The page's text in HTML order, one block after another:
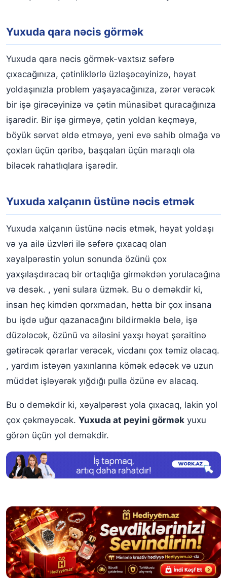
Yuxuda qara nəcis görmək
Yuxuda qara nəcis görmək-vaxtsız səfərə
çıxacağınıza, çətinliklərlə üzləşəcəyinizə, həyat
yoldaşınızla problem yaşayacağınıza, zərər verəcək
bir işə girəcəyinizə və çətin münasibət quracağınıza
işarədir. Bir işə girməyə, çətin yoldan keçməyə,
böyük sərvət əldə etməyə, yeni evə sahib olmağa və
çoxları üçün qəribə, başqaları üçün maraqlı ola
biləcək rahatlıqlara işarədir.
Yuxuda xalçanın üstünə nəcis etmək
Yuxuda xalçanın üstünə nəcis etmək, həyat yoldaşı
və ya ailə üzvləri ilə səfərə çıxacaq olan
xəyalpərəstin yolun sonunda özünü çox
yaxşılaşdıracaq bir ortaqlığa girməkdən yorulacağına
və desək. , yeni sulara üzmək. Bu o deməkdir ki,
insan heç kimdən qorxmadan, hətta bir çox insana
bu işdə uğur qazanacağını bildirməklə belə, işə
düzələcək, özünü və ailəsini yaxşı həyat şəraitinə
gətirəcək qərarlar verəcək, vicdanı çox təmiz olacaq.
, yardım istəyən yaxınlarına kömək edəcək və uzun
müddət işləyərək yığdığı pulla özünə ev alacaq.
Bu o deməkdir ki, xəyalpərəst yola çıxacaq, lakin yol
çox çəkməyəcək. Yuxuda at peyini görmək yuxu
görən üçün yol deməkdir.